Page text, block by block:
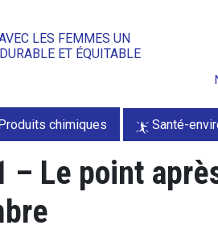
LES FEMMES UN
ET ÉQUITABLE
Produits chimiques Santé-
– Le point